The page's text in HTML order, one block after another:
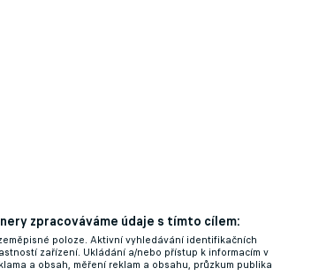
zpracováváme údaje s tímto cílem:
poloze. Aktivní vyhledávání identifikačních
zařízení. Ukládání a/nebo přístup k informacím v
a obsah, měření reklam a obsahu, průzkum publika